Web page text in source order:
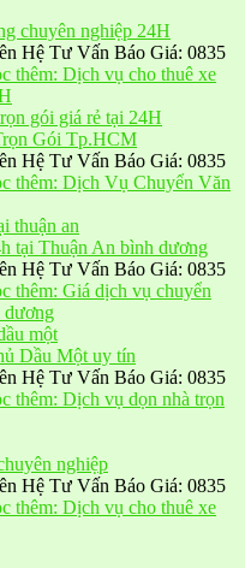
chuyên nghiệp 24H
Hệ Tư Vấn Báo Giá: 0835
thêm: Dịch vụ cho thuê xe
Gói Tp.HCM
Hệ Tư Vấn Báo Giá: 0835
thêm: Dịch Vụ Chuyển Văn
tại Thuận An bình dương
Hệ Tư Vấn Báo Giá: 0835
thêm: Giá dịch vụ chuyển
dương
Dầu Một uy tín
Hệ Tư Vấn Báo Giá: 0835
thêm: Dịch vụ dọn nhà trọn
nghiệp
Hệ Tư Vấn Báo Giá: 0835
thêm: Dịch vụ cho thuê xe